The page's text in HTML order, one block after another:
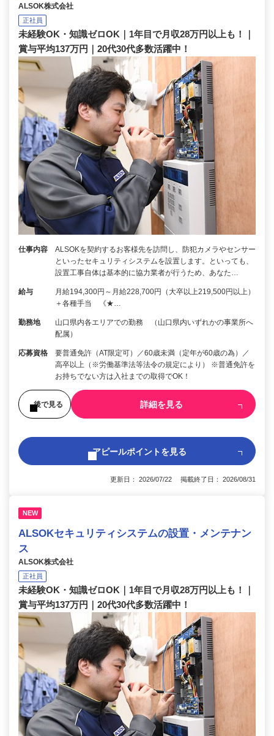
ALSOK株式会社
正社員
未経験OK・知識ゼロOK｜1年目で月収28万円以上も！｜
賞与平均137万円｜20代30代多数活躍中！
仕事内容
ALSOKを契約するお客様先を訪問し、防犯カメラやセンサー
といったセキュリティシステムを設置します。といっても、
設置工事自体は基本的に協力業者が行うため、あなた…
給与
月給194,300円～月給228,700円（大卒以上219,500円以上）
＋各種手当 《★…
勤務地
山口県内各エリアでの勤務 （山口県内いずれかの事業所へ
配属）
応募資格
要普通免許（AT限定可）／60歳未満（定年が60歳の為）／
高卒以上（※労働基準法等法令の規定により） ※普通免許を
お持ちでない方は入社までの取得でOK！
後で見る 詳細を見る
アピールポイントを見る
更新日： 2026/07/22 掲載終了日： 2026/08/31
NEW
ALSOKセキュリティシステムの設置・メンテナン
ス
ALSOK株式会社
正社員
未経験OK・知識ゼロOK｜1年目で月収28万円以上も！｜
賞与平均137万円｜20代30代多数活躍中！